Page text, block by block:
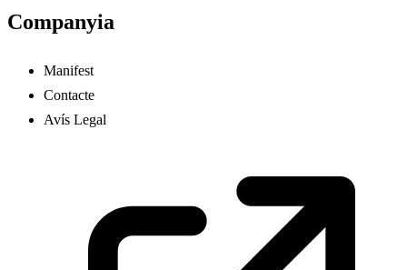
Companyia
Manifest
Contacte
Avís Legal